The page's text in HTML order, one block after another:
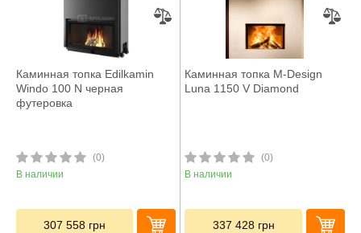
Каминная топка Edilkamin
Windo 100 N черная
футеровка
(0)
В наличии
307 558 грн
Каминная топка M-Design
Luna 1150 V Diamond
(0)
В наличии
337 428 грн